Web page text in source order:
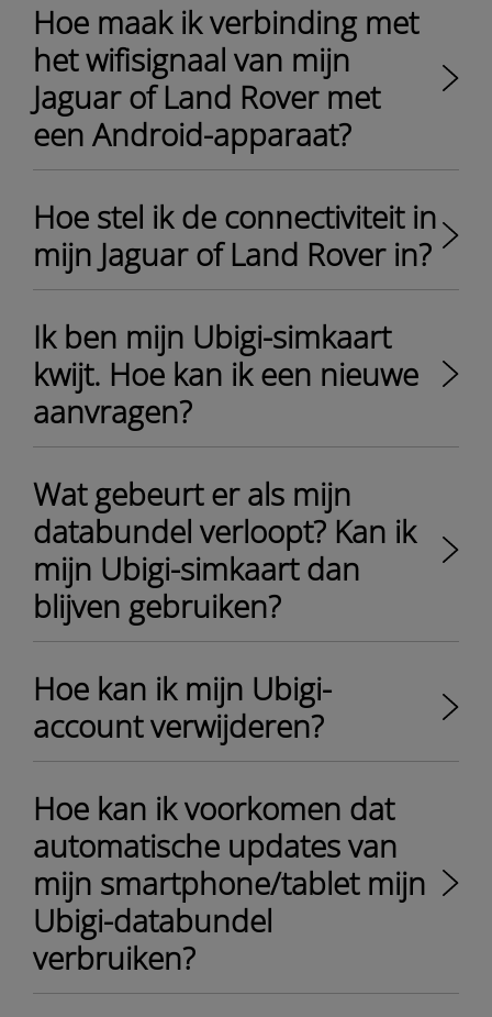
Hoe maak ik verbinding met
het wifisignaal van mijn
Jaguar of Land Rover met
een Android-apparaat?
Hoe stel ik de connectiviteit in
mijn Jaguar of Land Rover in?
Ik ben mijn Ubigi-simkaart
kwijt. Hoe kan ik een nieuwe
aanvragen?
Wat gebeurt er als mijn
databundel verloopt? Kan ik
mijn Ubigi-simkaart dan
blijven gebruiken?
Hoe kan ik mijn Ubigi-
account verwijderen?
Hoe kan ik voorkomen dat
automatische updates van
mijn smartphone/tablet mijn
Ubigi-databundel
verbruiken?